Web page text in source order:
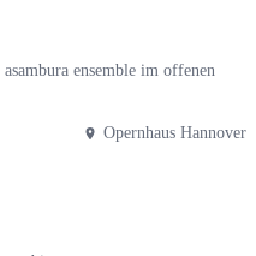
ensemble im offenen
Opernhaus Hannover